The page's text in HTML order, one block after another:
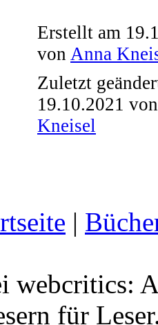
Erstellt am
von Anna
Zuletzt
19.10.2021
Kneisel
|
webcritics:
für